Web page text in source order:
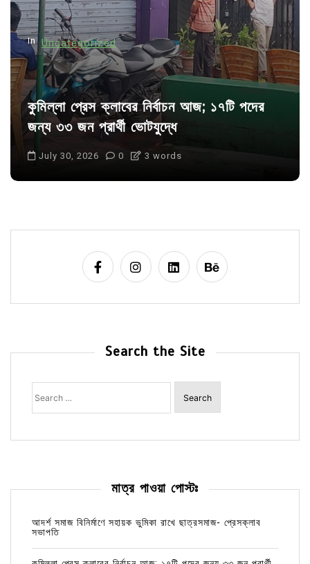
o
n
In Uncategorized
কুমিল্লা প্রেস ক্লাবের নির্বাচন আজ; ১৭টি পদের
জন্য ৩৩ জন প্রার্থী ভোটযুদ্ধে
July 30, 2026 0 3 words
Search the Site
Search
for:
মাত্র পাওয়া পোস্টঃ
আদর্শ সমাজ বিনির্মাণে সহায়ক ভুমিকা রাখে ছাত্রসমাজ- প্রেসক্লাব
সভাপতি